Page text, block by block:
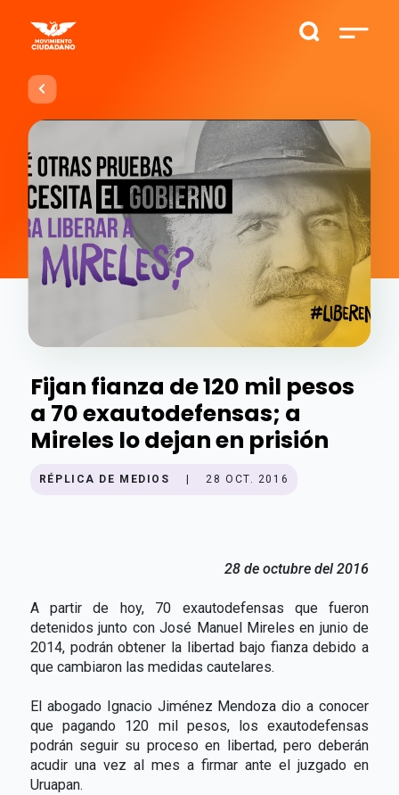
Fijan fianza de 120 mil pesos
a 70 exautodefensas; a
Mireles lo dejan en prisión
RÉPLICA DE MEDIOS 28 OCT. 2016
28 de octubre del 2016
A partir de hoy, 70 exautodefensas que fueron
detenidos junto con José Manuel Mireles en junio de
2014, podrán obtener la libertad bajo fianza debido a
que cambiaron las medidas cautelares.
El abogado Ignacio Jiménez Mendoza dio a conocer
que pagando 120 mil pesos, los exautodefensas
podrán seguir su proceso en libertad, pero deberán
acudir una vez al mes a firmar ante el juzgado en
Uruapan.